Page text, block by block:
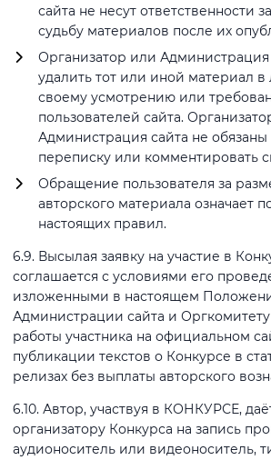
сайта не несут ответственности
судьбу материалов после их
Организатор или Администрация
удалить тот или иной материал
своему усмотрению или
пользователей сайта.
Администрация сайта не обязаны
переписку или комментировать
Обращение пользователя за
авторского материала означает
настоящих правил.
6.9. Высылая заявку на участие в
соглашается с условиями его
изложенными в настоящем
Администрации сайта и
работы участника на официальном
публикации текстов о Конкурсе в
релизах без выплаты авторского
6.10. Автор, участвуя в КОНКУРСЕ,
организатору Конкурса на запись
аудионоситель или видеоноситель,